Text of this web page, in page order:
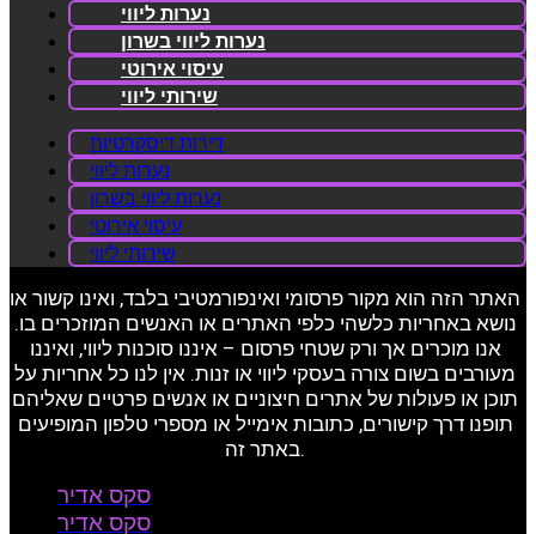
נערות ליווי
נערות ליווי בשרון
עיסוי אירוטי
שירותי ליווי
דירות דיסקרטיות
נערות ליווי
נערות ליווי בשרון
עיסוי אירוטי
שירותי ליווי
האתר הזה הוא מקור פרסומי ואינפורמטיבי בלבד, ואינו קשור או
נושא באחריות כלשהי כלפי האתרים או האנשים המוזכרים בו.
אנו מוכרים אך ורק שטחי פרסום – איננו סוכנות ליווי, ואיננו
מעורבים בשום צורה בעסקי ליווי או זנות. אין לנו כל אחריות על
תוכן או פעולות של אתרים חיצוניים או אנשים פרטיים שאליהם
תופנו דרך קישורים, כתובות אימייל או מספרי טלפון המופיעים
באתר זה.
סקס אדיר
סקס אדיר